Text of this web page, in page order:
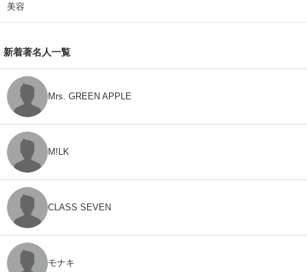
美容
新着著名人一覧
Mrs. GREEN APPLE
M!LK
CLASS SEVEN
モナキ